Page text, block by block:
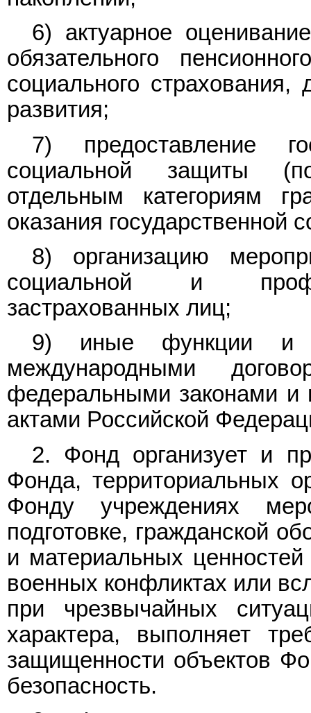
6) актуарное
обязательного
социального страхования,
развития;
7) предоставление
социальной защиты
отдельным категориям
оказания государственной
8) организацию
социальной и
застрахованных лиц;
9) иные функции и
международными
федеральными законами
актами Российской
2. Фонд организует и
Фонда, территориальных
Фонду учреждениях
подготовке, гражданской
и материальных
военных конфликтах или
при чрезвычайных
характера, выполняет
защищенности объектов
безопасность.